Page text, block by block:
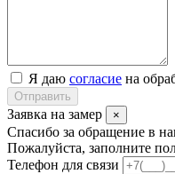
Я даю согласие на
Отправить
Заявка на замер ×
Спасибо за обращение в
Пожалуйста, заполните
Телефон для связи